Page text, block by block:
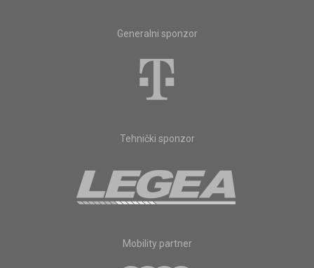
Generalni sponzor
Tehnički sponzor
Mobility partner